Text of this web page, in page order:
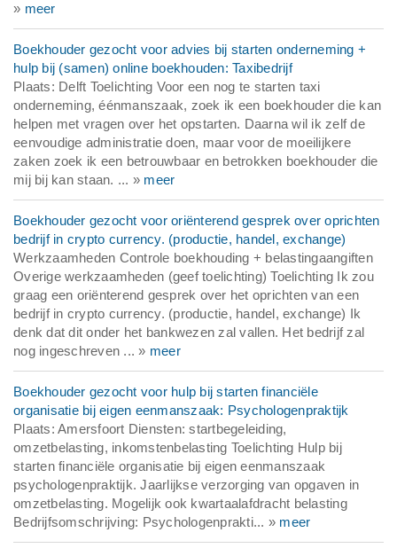
» meer
Boekhouder gezocht voor advies bij starten onderneming +
hulp bij (samen) online boekhouden: Taxibedrijf
Plaats: Delft Toelichting Voor een nog te starten taxi
onderneming, éénmanszaak, zoek ik een boekhouder die kan
helpen met vragen over het opstarten. Daarna wil ik zelf de
eenvoudige administratie doen, maar voor de moeilijkere
zaken zoek ik een betrouwbaar en betrokken boekhouder die
mij bij kan staan. ... » meer
Boekhouder gezocht voor oriënterend gesprek over oprichten
bedrijf in crypto currency. (productie, handel, exchange)
Werkzaamheden Controle boekhouding + belastingaangiften
Overige werkzaamheden (geef toelichting) Toelichting Ik zou
graag een oriënterend gesprek over het oprichten van een
bedrijf in crypto currency. (productie, handel, exchange) Ik
denk dat dit onder het bankwezen zal vallen. Het bedrijf zal
nog ingeschreven ... » meer
Boekhouder gezocht voor hulp bij starten financiële
organisatie bij eigen eenmanszaak: Psychologenpraktijk
Plaats: Amersfoort Diensten: startbegeleiding,
omzetbelasting, inkomstenbelasting Toelichting Hulp bij
starten financiële organisatie bij eigen eenmanszaak
psychologenpraktijk. Jaarlijkse verzorging van opgaven in
omzetbelasting. Mogelijk ook kwartaalafdracht belasting
Bedrijfsomschrijving: Psychologenprakti... » meer